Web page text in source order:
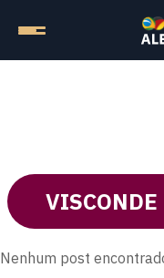
VISCONDE
Nenhum post